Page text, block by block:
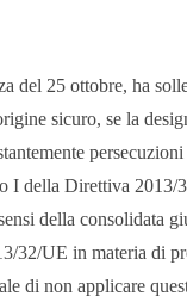
del 25 ottobre, ha
sicuro, se la
I della Direttiva
della consolidata
32/UE in materia di
di non applicare